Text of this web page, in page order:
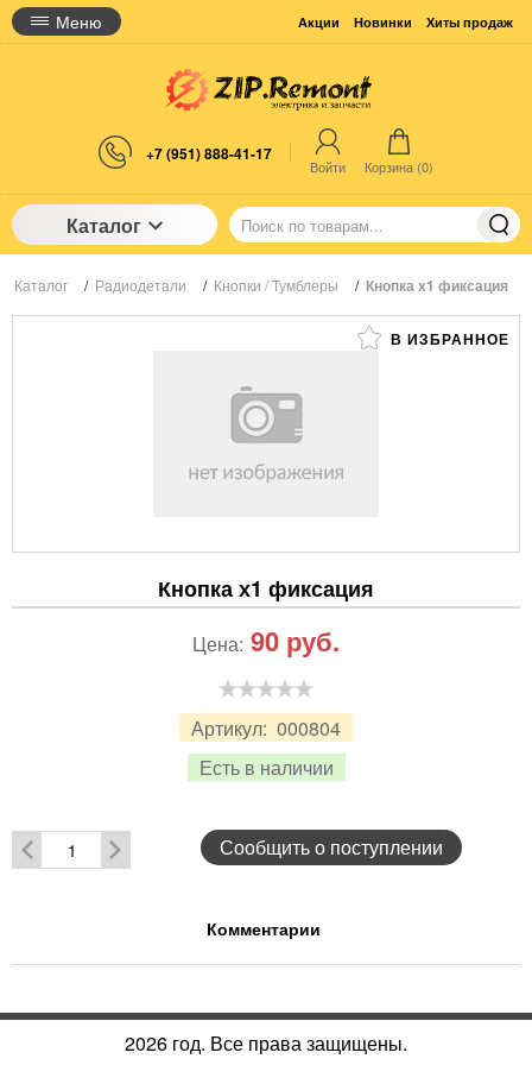
Меню Акции Новинки Хиты продаж
+7 (951) 888-41-17
Войти Корзина (0)
Каталог
Каталог / Радиодетали / Кнопки / Тумблеры / Кнопка х1 фиксация
В ИЗБРАННОЕ
Кнопка х1 фиксация
Артикул: 000804
Есть в наличии
Цена: 90 руб.
Сообщить о поступлении
Комментарии
2026 год. Все права защищены.